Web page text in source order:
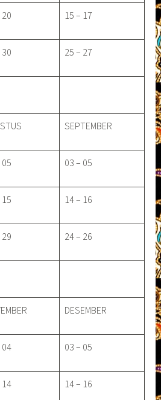
15 – 17
25 – 27
SEPTEMBER
03 – 05
14 – 16
24 – 26
DESEMBER
04 03 – 05
14 14 – 16